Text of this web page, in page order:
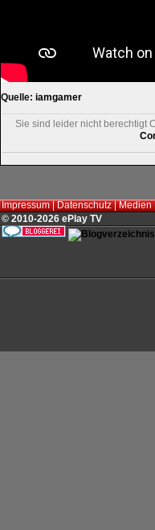
Quelle: iamgamer
Sie sind leider nicht berechtigt
Impressum|Datenschutz|Medien
© 2010-2026 ePlay TV